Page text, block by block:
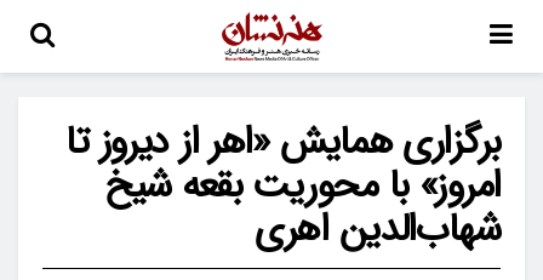
برگزاری همایش «اهر از دیروز تا
امروز» با محوریت بقعه شیخ
شهاب‌الدین اهری